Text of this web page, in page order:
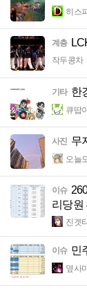
히스
계층
작두콩차
기타 한
큐땁
사진 무
오늘
이슈
리당원
진겟
이슈 민
옆사